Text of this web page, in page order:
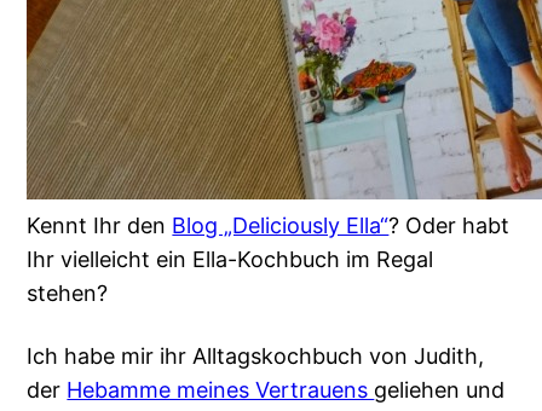
Kennt Ihr den Blog „Deliciously Ella“? Oder habt
Ihr vielleicht ein Ella-Kochbuch im Regal
stehen?
Ich habe mir ihr Alltagskochbuch von Judith,
der Hebamme meines Vertrauens geliehen und